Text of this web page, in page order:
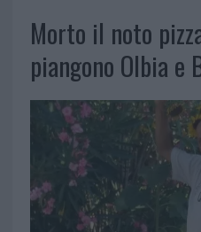
Morto il noto
piangono Olbia e